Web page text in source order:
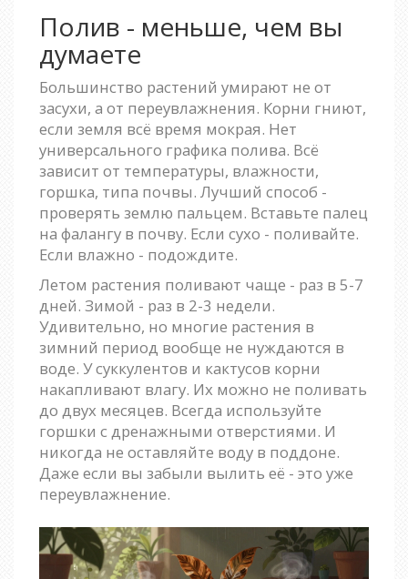
Полив - меньше, чем вы
думаете
Большинство растений умирают не от
засухи, а от переувлажнения. Корни гниют,
если земля всё время мокрая. Нет
универсального графика полива. Всё
зависит от температуры, влажности,
горшка, типа почвы. Лучший способ -
проверять землю пальцем. Вставьте палец
на фалангу в почву. Если сухо - поливайте.
Если влажно - подождите.
Летом растения поливают чаще - раз в 5-7
дней. Зимой - раз в 2-3 недели.
Удивительно, но многие растения в
зимний период вообще не нуждаются в
воде. У суккулентов и кактусов корни
накапливают влагу. Их можно не поливать
до двух месяцев. Всегда используйте
горшки с дренажными отверстиями. И
никогда не оставляйте воду в поддоне.
Даже если вы забыли вылить её - это уже
переувлажнение.